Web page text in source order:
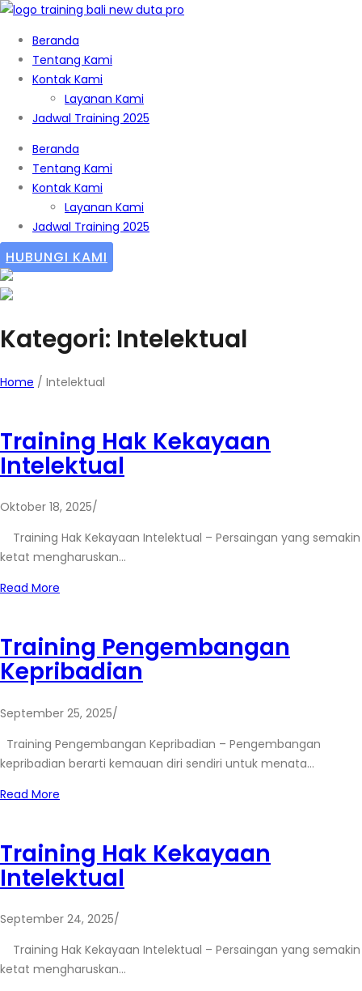
Beranda
Tentang Kami
Kontak Kami
Layanan Kami
Jadwal Training 2025
Beranda
Tentang Kami
Kontak Kami
Layanan Kami
Jadwal Training 2025
HUBUNGI KAMI
Kategori: Intelektual
Home / Intelektual
Training Hak Kekayaan
Intelektual
Oktober 18, 2025/
Training Hak Kekayaan Intelektual – Persaingan yang semakin
ketat mengharuskan…
Read More
Training Pengembangan
Kepribadian
September 25, 2025/
Training Pengembangan Kepribadian – Pengembangan
kepribadian berarti kemauan diri sendiri untuk menata…
Read More
Training Hak Kekayaan
Intelektual
September 24, 2025/
Training Hak Kekayaan Intelektual – Persaingan yang semakin
ketat mengharuskan…